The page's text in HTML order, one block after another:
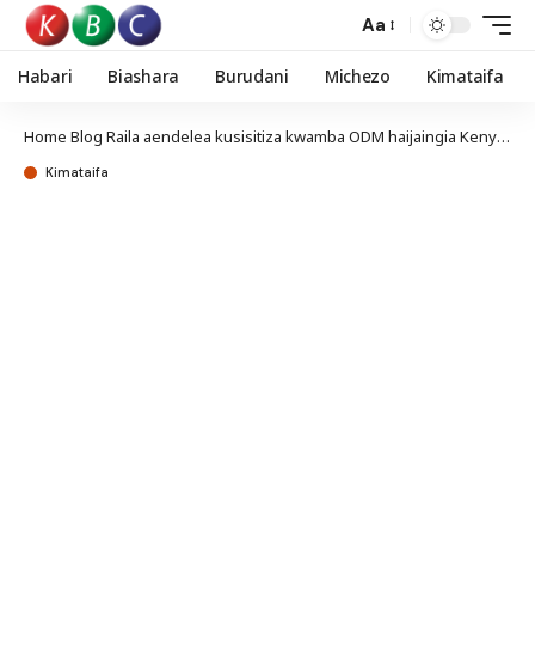
Aa
Habari Biashara Burudani Michezo Kimataifa
Home Blog Raila aendelea kusisitiza kwamba ODM haijaingia Kenya Kwanza
Kimataifa